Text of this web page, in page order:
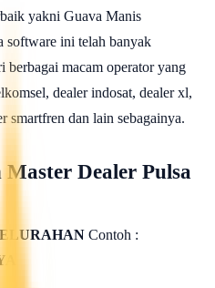
yakni Guava Manis
software ini telah banyak
berbagai macam operator yang
dealer indosat, dealer xl,
smartfren dan lain sebagainya.
Dealer Pulsa
Contoh :